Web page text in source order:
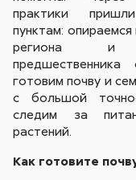
практики
пунктам:
региона и
готовим почву и
с большой
следим за
растений.
Как готовите